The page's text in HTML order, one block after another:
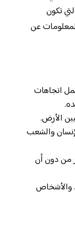
تكون
عن
اتجاهات
الأرض.
والشعب
من دون أن
والأشخاص